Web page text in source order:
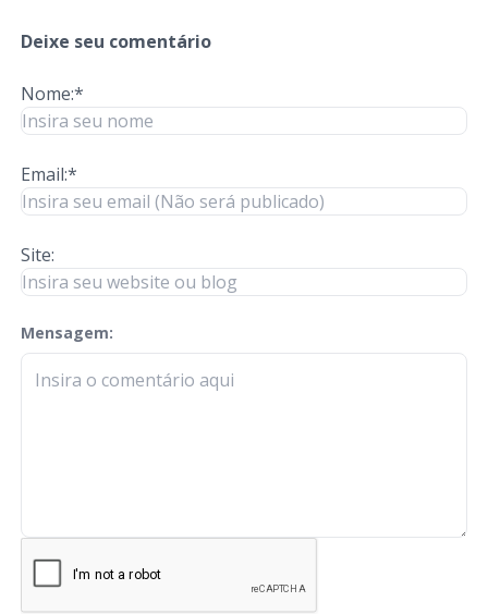
Deixe seu comentário
Nome:*
Email:*
Site:
Mensagem:
check-terms